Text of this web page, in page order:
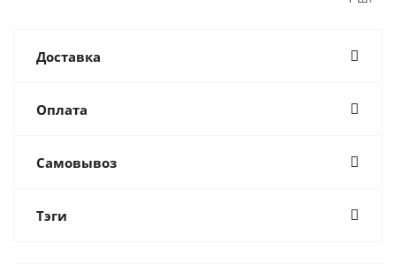
Доставка
Оплата
Самовывоз
Тэги